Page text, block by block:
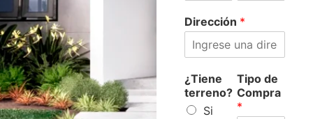
Dirección *
¿Tiene
terreno?
Si
Tipo de
Compra
*